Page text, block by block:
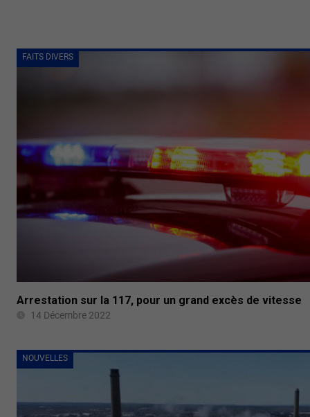
FAITS DIVERS
Arrestation sur la 117, pour un grand excès de vitesse
14 Décembre 2022
NOUVELLES